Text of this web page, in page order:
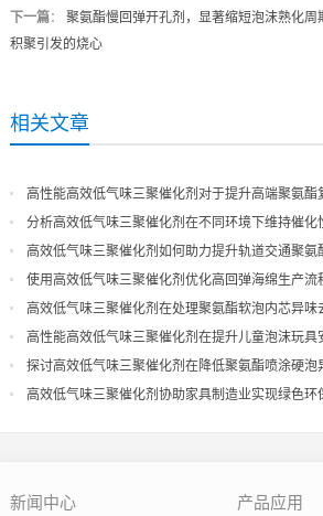
下一篇： 聚氨酯慢回弹开孔剂，显著缩短泡沫熟化
积聚引发的烧心
相关文章
高性能高效低气味三聚催化剂对于提升高端聚氨
分析高效低气味三聚催化剂在不同环境下维持催化
现
高效低气味三聚催化剂如何助力提升轨道交通聚
量
使用高效低气味三聚催化剂优化高回弹海绵生产流
高效低气味三聚催化剂在处理聚氨酯软泡内芯异
导
高性能高效低气味三聚催化剂在提升儿童泡沫玩
探讨高效低气味三聚催化剂在降低聚氨酯喷涂硬泡
果
高效低气味三聚催化剂协助家具制造业实现绿色环
新闻中心 产品应用